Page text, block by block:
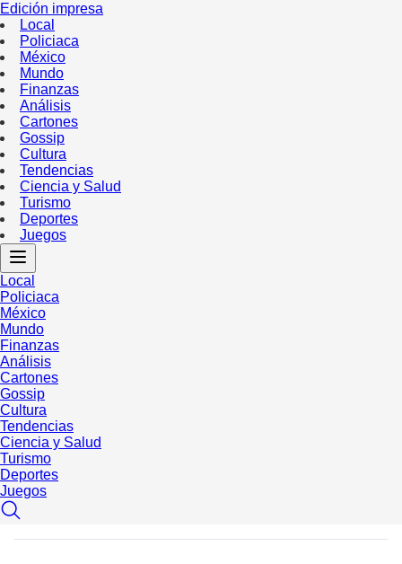
Edición impresa
Local
Policiaca
México
Mundo
Finanzas
Análisis
Cartones
Gossip
Cultura
Tendencias
Ciencia y Salud
Turismo
Deportes
Juegos
Local
Policiaca
México
Mundo
Finanzas
Análisis
Cartones
Gossip
Cultura
Tendencias
Ciencia y Salud
Turismo
Deportes
Juegos